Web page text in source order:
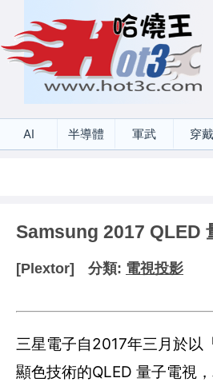
AI 半導體 軍武 穿戴
Samsung 2017 QLED
[Plextor] 分類: 電視投影
三星電子自2017年三月於以
顯色技術的QLED 量子電視